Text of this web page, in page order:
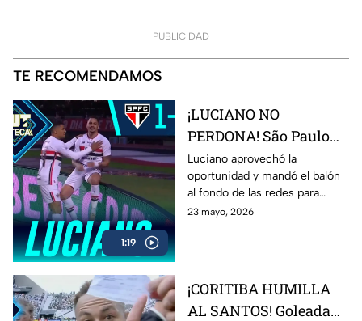
PUBLICIDAD
TE RECOMENDAMOS
1:19
¡LUCIANO NO
PERDONA! São Paulo
pega primero ante
Botafogo
Luciano aprovechó la
oportunidad y mandó el balón
al fondo de las redes para
adelantar a São Paulo frente a
23 mayo, 2026
¡CORITIBA HUMILLA
AL SANTOS! Goleada